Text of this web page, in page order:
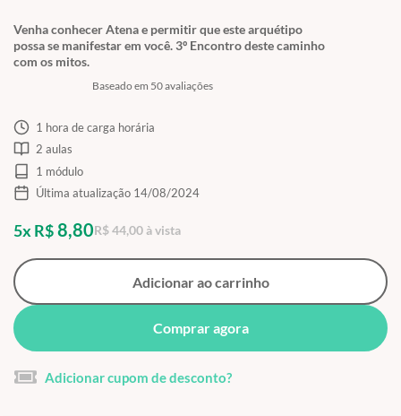
Venha conhecer Atena e permitir que este arquétipo
possa se manifestar em você. 3º Encontro deste caminho
com os mitos.
Baseado em 50 avaliações
1 hora de carga horária
2 aulas
1 módulo
Última atualização 14/08/2024
5x R$8,80R$ 44,00 à vista
Adicionar ao carrinho
Comprar agora
Adicionar cupom de desconto?